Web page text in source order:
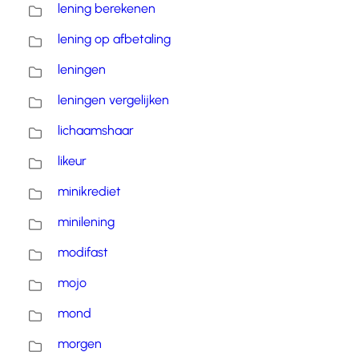
lening berekenen
lening op afbetaling
leningen
leningen vergelijken
lichaamshaar
likeur
minikrediet
minilening
modifast
mojo
mond
morgen